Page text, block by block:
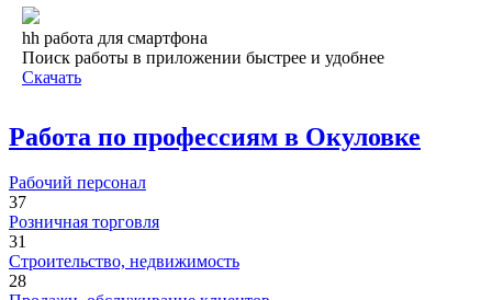
hh работа для смартфона
Поиск работы в приложении быстрее и удобнее
Скачать
Работа по профессиям в Окуловке
Рабочий персонал
37
Розничная торговля
31
Строительство, недвижимость
28